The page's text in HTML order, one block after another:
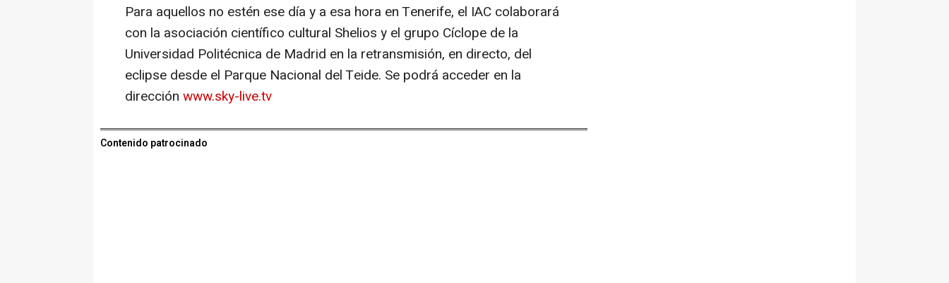
Para aquellos no estén ese día y a esa hora en Tenerife, el IAC colaborará
con la asociación científico cultural Shelios y el grupo Cíclope de la
Universidad Politécnica de Madrid en la retransmisión, en directo, del
eclipse desde el Parque Nacional del Teide. Se podrá acceder en la
dirección www.sky-live.tv
Contenido patrocinado